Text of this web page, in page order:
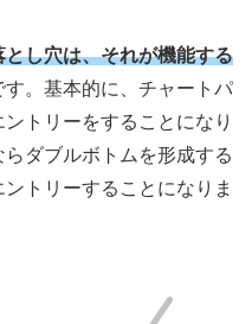
し穴は、それが機能する
す。基本的に、チャートパ
トリーをすることになり
ダブルボトムを形成する
トリーすることになりま